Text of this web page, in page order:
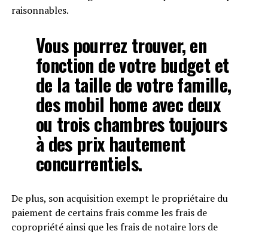
raisonnables.
Vous pourrez trouver, en
fonction de votre budget et
de la taille de votre famille,
des mobil home avec deux
ou trois chambres toujours
à des prix hautement
concurrentiels.
De plus, son acquisition exempt le propriétaire du
paiement de certains frais comme les frais de
copropriété ainsi que les frais de notaire lors de